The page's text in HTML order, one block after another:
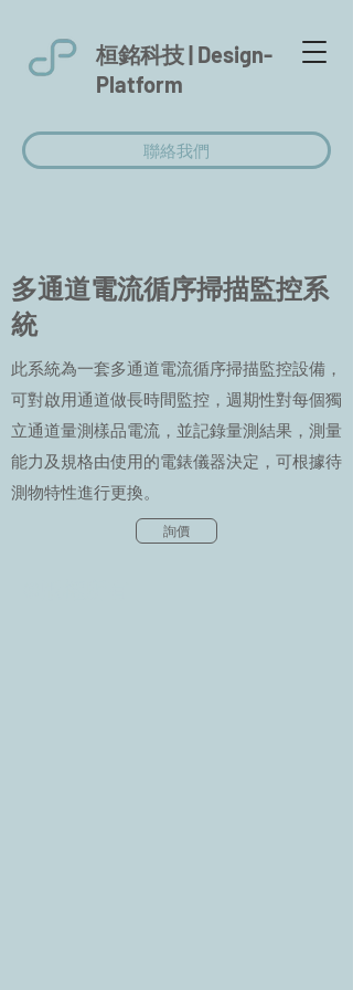
桓銘科技 | Design-
Platform
聯絡我們
多通道電流循序掃描監控系
統
此系統為一套多通道電流循序掃描監控設備，
可對啟用通道做長時間監控，週期性對每個獨
立通道量測樣品電流，並記錄量測結果，測量
能力及規格由使用的電錶儀器決定，可根據待
測物特性進行更換。
詢價